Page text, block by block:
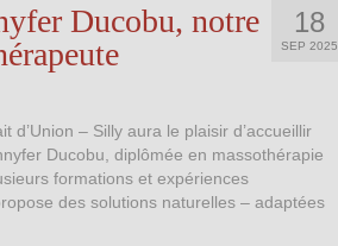
18
SEP 2025
Ducobu, notre
d’Union – Silly aura le plaisir d’accueillir
Ducobu, diplômée en massothérapie
formations et expériences
des solutions naturelles – adaptées